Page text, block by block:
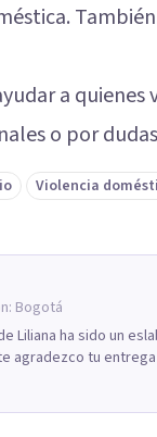
a
o por
Violencia
Bogotá
Liliana ha sido un
agradezco tu